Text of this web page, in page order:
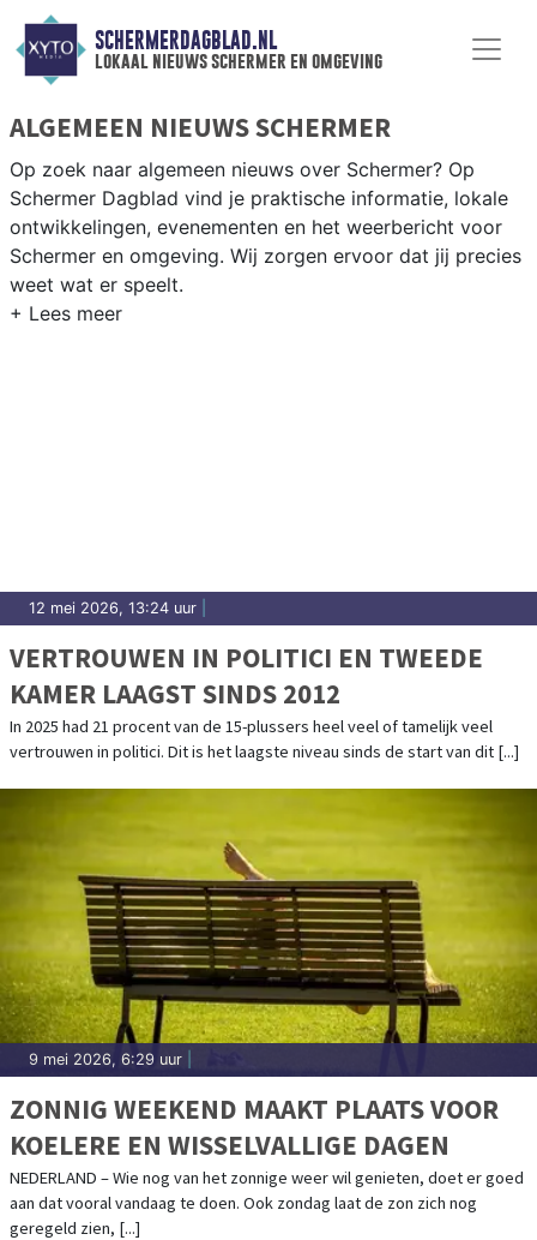
SCHERMERDAGBLAD.NL
lokaal nieuws schermer en omgeving
ALGEMEEN NIEUWS SCHERMER
Op zoek naar algemeen nieuws over Schermer? Op
Schermer Dagblad vind je praktische informatie, lokale
ontwikkelingen, evenementen en het weerbericht voor
Schermer en omgeving. Wij zorgen ervoor dat jij precies
weet wat er speelt.
12 mei 2026, 13:24 uur
VERTROUWEN IN POLITICI EN TWEEDE
KAMER LAAGST SINDS 2012
In 2025 had 21 procent van de 15-plussers heel veel of tamelijk veel
vertrouwen in politici. Dit is het laagste niveau sinds de start van dit [...]
9 mei 2026, 6:29 uur
ZONNIG WEEKEND MAAKT PLAATS VOOR
KOELERE EN WISSELVALLIGE DAGEN
NEDERLAND – Wie nog van het zonnige weer wil genieten, doet er goed
aan dat vooral vandaag te doen. Ook zondag laat de zon zich nog
geregeld zien, [...]